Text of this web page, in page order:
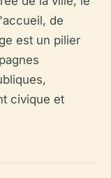
de
est un pilier
civique et